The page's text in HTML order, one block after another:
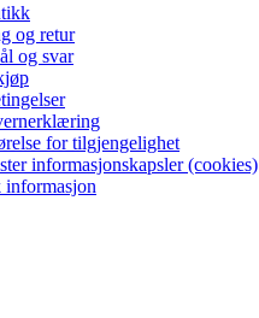
og retur
og svar
for tilgjengelighet
informasjonskapsler (cookies)
informasjon